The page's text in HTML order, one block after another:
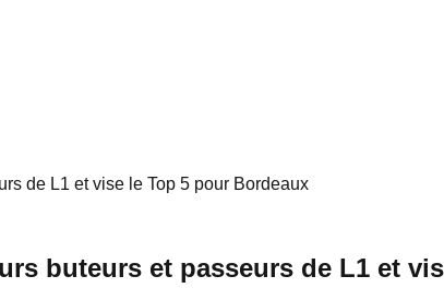
de L1 et vise le Top 5 pour Bordeaux
buteurs et passeurs de L1 et